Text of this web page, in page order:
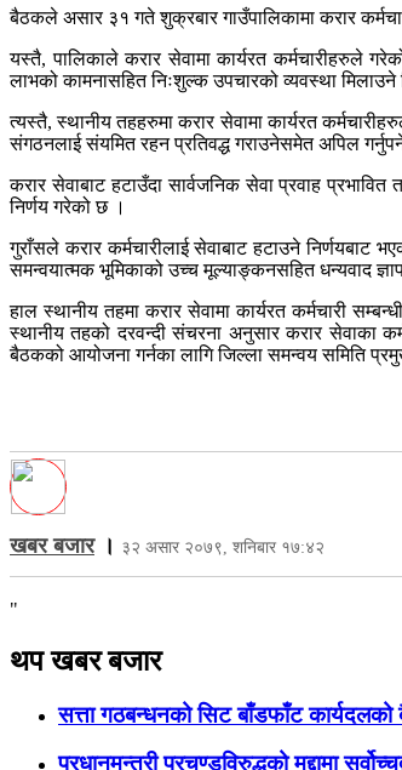
बैठकले असार ३१ गते शुक्रबार गाउँपालिकामा करार
यस्तै, पालिकाले करार सेवामा कार्यरत कर्मचारीहरुले
लाभको कामनासहित निःशुल्क उपचारको व्यवस्था मिलाउने
त्यस्तै, स्थानीय तहहरुमा करार सेवामा कार्यरत
संगठनलाई संयमित रहन प्रतिवद्ध गराउनेसमेत अपिल
करार सेवाबाट हटाउँदा सार्वजनिक सेवा प्रवाह
निर्णय गरेको छ ।
गुराँसले करार कर्मचारीलाई सेवाबाट हटाउने निर्णयबाट
समन्वयात्मक भूमिकाको उच्च मूल्याङ्कनसहित धन्यवाद
हाल स्थानीय तहमा करार सेवामा कार्यरत कर्मचारी
स्थानीय तहको दरवन्दी संचरना अनुसार करार सेवाका
बैठकको आयोजना गर्नका लागि जिल्ला समन्वय समिति
खबर बजार। ३२ असार २०७९, शनिबार १७:४२
"
थप खबर बजार
सत्ता गठबन्धनको सिट बाँडफाँट कार्यदलको
प्रधानमन्त्री प्रचण्डविरुद्धको मुद्दामा